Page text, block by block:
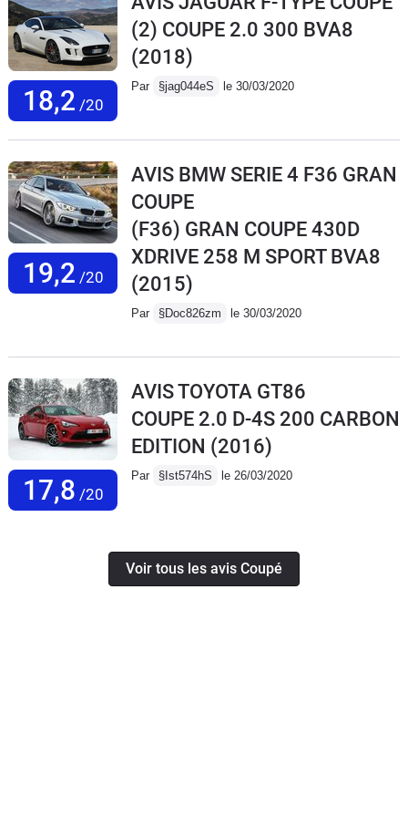
18,2 /20
(2) COUPE 2.0 300 BVA8
(2018)
Par §jag044eS le 30/03/2020
19,2 /20
AVIS BMW SERIE 4 F36 GRAN
COUPE
(F36) GRAN COUPE 430D
XDRIVE 258 M SPORT BVA8
(2015)
Par §Doc826zm le 30/03/2020
17,8 /20
AVIS TOYOTA GT86
COUPE 2.0 D-4S 200 CARBON
EDITION (2016)
Par §Ist574hS le 26/03/2020
Voir tous les avis Coupé